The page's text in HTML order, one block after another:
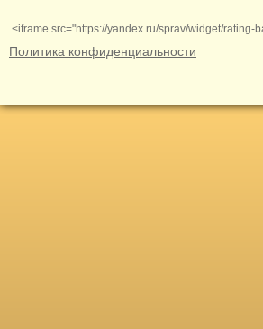
<iframe src="https://yandex.ru/sprav/widget/
Политика конфиденциальности